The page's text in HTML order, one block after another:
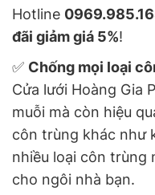
Hotline
đãi giảm giá 5%!
✅ Chống mọi loại
Cửa lưới Hoàng Gia
muỗi mà còn hiệu
côn trùng khác như
nhiều loại côn trùng
cho ngôi nhà bạn.